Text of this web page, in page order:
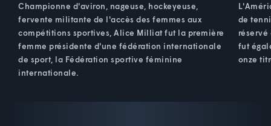
Championne d'aviron, nageuse, hockeyeuse,
fervente militante de l'accès des femmes aux
compétitions sportives, Alice Milliat fut la première
femme présidente d'une fédération internationale
de sport, la Fédération sportive féminine
internationale.
de
réservé
fut
onze